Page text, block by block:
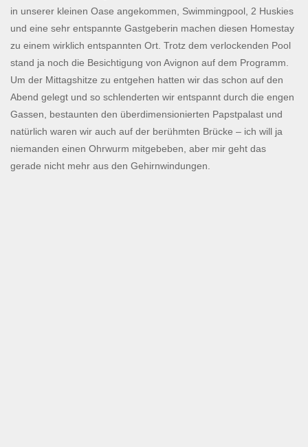
in unserer kleinen Oase angekommen, Swimmingpool, 2 Huskies
und eine sehr entspannte Gastgeberin machen diesen Homestay
zu einem wirklich entspannten Ort. Trotz dem verlockenden Pool
stand ja noch die Besichtigung von Avignon auf dem Programm.
Um der Mittagshitze zu entgehen hatten wir das schon auf den
Abend gelegt und so schlenderten wir entspannt durch die engen
Gassen, bestaunten den überdimensionierten Papstpalast und
natürlich waren wir auch auf der berühmten Brücke – ich will ja
niemanden einen Ohrwurm mitgebeben, aber mir geht das
gerade nicht mehr aus den Gehirnwindungen.